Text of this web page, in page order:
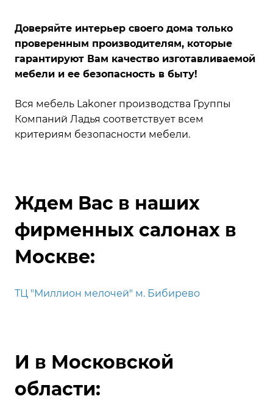
Доверяйте интерьер своего дома только
проверенным производителям, которые
гарантируют Вам качество изготавливаемой
мебели и ее безопасность в быту!
Вся мебель Lakoner производства Группы
Компаний Ладья соответствует всем
критериям безопасности мебели.
Ждем Вас в наших
фирменных салонах в
Москве:
ТЦ "Миллион мелочей" м. Бибирево
И в Московской
области: